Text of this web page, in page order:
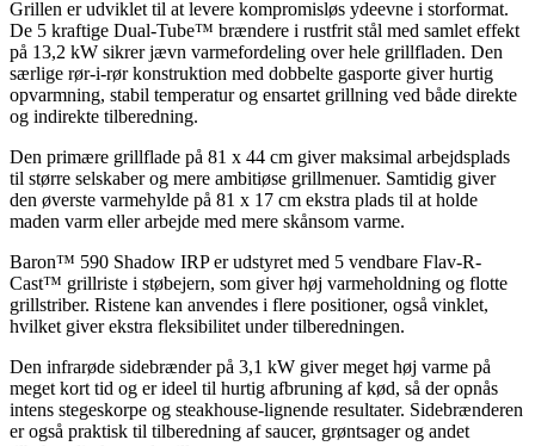
Grillen er udviklet til at levere kompromisløs ydeevne i storformat.
De 5 kraftige Dual-Tube™ brændere i rustfrit stål med samlet effekt
på 13,2 kW sikrer jævn varmefordeling over hele grillfladen. Den
særlige rør-i-rør konstruktion med dobbelte gasporte giver hurtig
opvarmning, stabil temperatur og ensartet grillning ved både direkte
og indirekte tilberedning.
Den primære grillflade på 81 x 44 cm giver maksimal arbejdsplads
til større selskaber og mere ambitiøse grillmenuer. Samtidig giver
den øverste varmehylde på 81 x 17 cm ekstra plads til at holde
maden varm eller arbejde med mere skånsom varme.
Baron™ 590 Shadow IRP er udstyret med 5 vendbare Flav-R-
Cast™ grillriste i støbejern, som giver høj varmeholdning og flotte
grillstriber. Ristene kan anvendes i flere positioner, også vinklet,
hvilket giver ekstra fleksibilitet under tilberedningen.
Den infrarøde sidebrænder på 3,1 kW giver meget høj varme på
meget kort tid og er ideel til hurtig afbruning af kød, så der opnås
intens stegeskorpe og steakhouse-lignende resultater. Sidebrænderen
er også praktisk til tilberedning af saucer, grøntsager og andet